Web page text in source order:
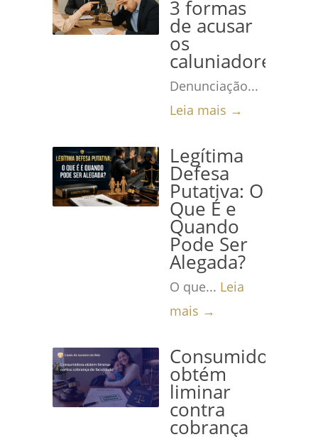
3 formas
de acusar
os
caluniadores
Denunciação...
Leia mais →
Legítima
Defesa
Putativa: O
Que É e
Quando
Pode Ser
Alegada?
O que... Leia
mais →
Consumidora
obtém
liminar
contra
cobrança